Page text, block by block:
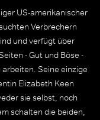
US-amerikanischer
Verbrechern
und verfügt über
- Gut und Böse -
Seine einzige
Elizabeth Keen
sie selbst, noch
schalten die beiden,